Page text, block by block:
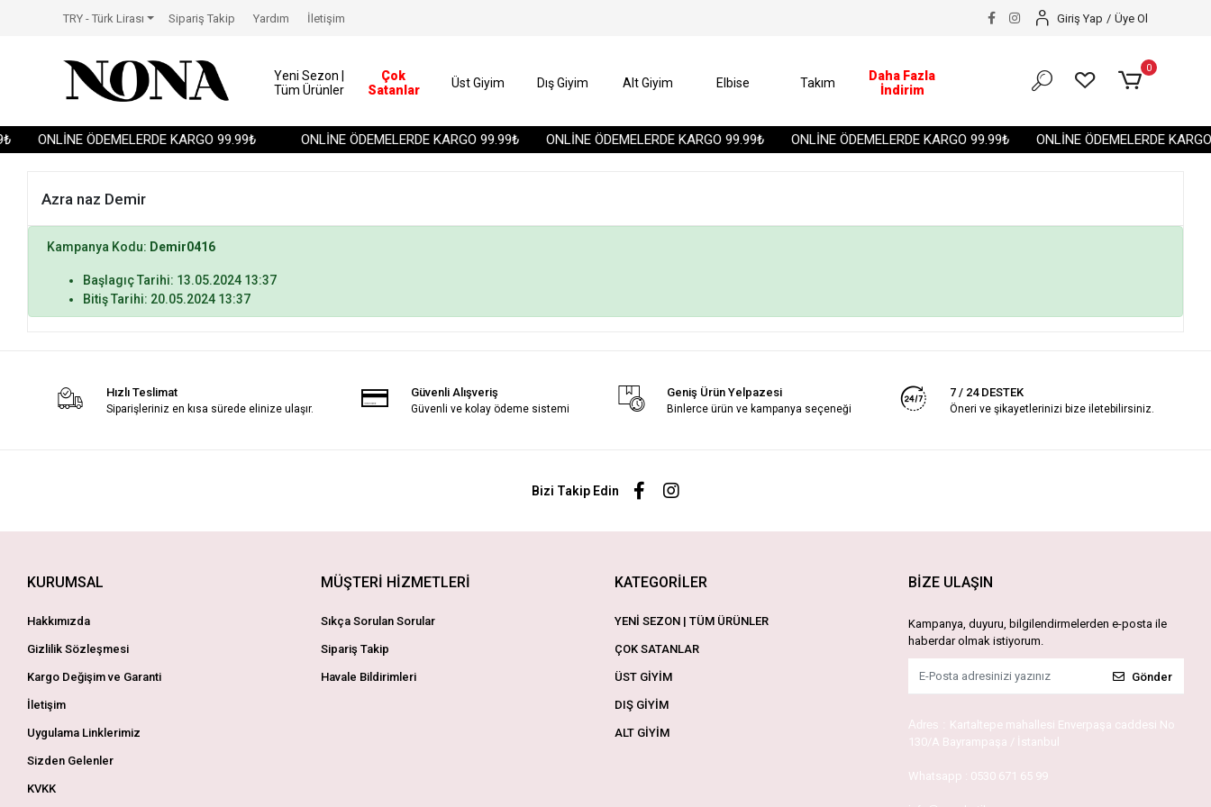
ONLİNE ÖDEMELERDE KARGO 99.99₺ ONLİNE ÖDEMELERDE KARGO 99.99₺ ONLİNE ÖDEMELERDE KARGO 99.99₺ ONLİNE ÖDEMELERDE KARGO 99.99₺ ONLİNE ÖDEMELERDE
TRY - Türk Lirası Sipariş Takip Yardım İletişim Giriş Yap / Üye Ol
Yeni Sezon |
Tüm Ürünler
Çok
Satanlar
Üst Giyim Dış Giyim Alt Giyim Elbise Takım
Daha Fazla
İndirim
0
Azra naz Demir
Kampanya Kodu: Demir0416
Başlagıç Tarihi: 13.05.2024 13:37
Bitiş Tarihi: 20.05.2024 13:37
Hızlı Teslimat
Siparişleriniz en kısa sürede elinize ulaşır.
Güvenli Alışveriş
Güvenli ve kolay ödeme sistemi
Geniş Ürün Yelpazesi
Binlerce ürün ve kampanya seçeneği
7 / 24 DESTEK
Öneri ve şikayetlerinizi bize iletebilirsiniz.
Bizi Takip Edin
KURUMSAL
Hakkımızda
Gizlilik Sözleşmesi
Kargo Değişim ve Garanti
İletişim
Uygulama Linklerimiz
Sizden Gelenler
KVKK
MÜŞTERİ HİZMETLERİ
Sıkça Sorulan Sorular
Sipariş Takip
Havale Bildirimleri
KATEGORİLER
YENİ SEZON | TÜM ÜRÜNLER
ÇOK SATANLAR
ÜST GİYİM
DIŞ GİYİM
ALT GİYİM
BİZE ULAŞIN
Kampanya, duyuru, bilgilendirmelerden e-posta ile
haberdar olmak istiyorum.
Gönder
Adres : Kartaltepe mahallesi Enverpaşa caddesi No
130/A Bayrampaşa / İstanbul
Whatsapp : 0530 671 65 99